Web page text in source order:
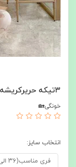
۳تیکه حریرکریشه کد3548
خونگی🏡
انتخاب سایز:
فری مناسب(۳۶ الی۴۶)